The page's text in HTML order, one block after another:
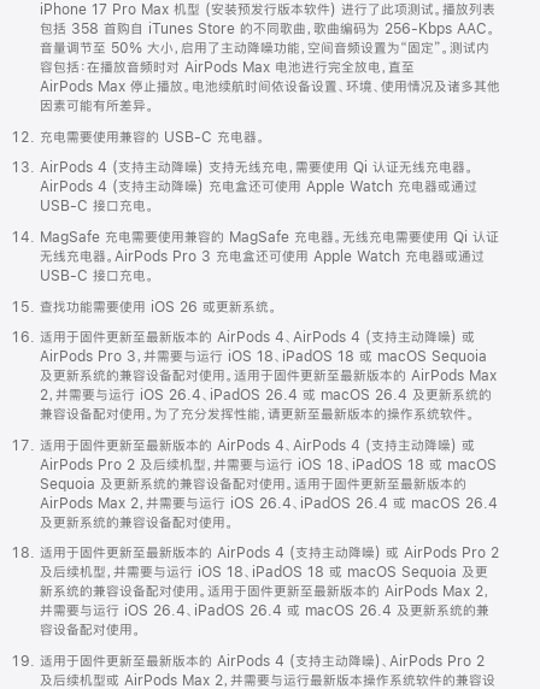
iPhone 17 Pro Max 机型 (安装预发行版本软件) 进行了此项测试。播放列表
包括 358 首购自 iTunes Store 的不同歌曲，歌曲编码为 256-Kbps AAC。
音量调节至 50% 大小，启用了主动降噪功能，空间音频设置为“固定”。测试内
容包括：在播放音频时对 AirPods Max 电池进行完全放电，直至
AirPods Max 停止播放。电池续航时间依设备设置、环境、使用情况及诸多其他
因素可能有所差异。
充电需要使用兼容的 USB-C 充电器。
AirPods 4 (支持主动降噪) 支持无线充电，需要使用 Qi 认证无线充电器。
AirPods 4 (支持主动降噪) 充电盒还可使用 Apple Watch 充电器或通过
USB-C 接口充电。
MagSafe 充电需要使用兼容的 MagSafe 充电器。无线充电需要使用 Qi 认证
无线充电器。AirPods Pro 3 充电盒还可使用 Apple Watch 充电器或通过
USB-C 接口充电。
查找功能需要使用 iOS 26 或更新系统。
适用于固件更新至最新版本的 AirPods 4、AirPods 4 (支持主动降噪) 或
AirPods Pro 3，并需要与运行 iOS 18、iPadOS 18 或 macOS Sequoia
及更新系统的兼容设备配对使用。适用于固件更新至最新版本的 AirPods Max
2，并需要与运行 iOS 26.4、iPadOS 26.4 或 macOS 26.4 及更新系统的
兼容设备配对使用。为了充分发挥性能，请更新至最新版本的操作系统软件。
适用于固件更新至最新版本的 AirPods 4、AirPods 4 (支持主动降噪) 或
AirPods Pro 2 及后续机型，并需要与运行 iOS 18、iPadOS 18 或 macOS
Sequoia 及更新系统的兼容设备配对使用。适用于固件更新至最新版本的
AirPods Max 2，并需要与运行 iOS 26.4、iPadOS 26.4 或 macOS 26.4
及更新系统的兼容设备配对使用。
适用于固件更新至最新版本的 AirPods 4 (支持主动降噪) 或 AirPods Pro 2
及后续机型，并需要与运行 iOS 18、iPadOS 18 或 macOS Sequoia 及更
新系统的兼容设备配对使用。适用于固件更新至最新版本的 AirPods Max 2，
并需要与运行 iOS 26.4、iPadOS 26.4 或 macOS 26.4 及更新系统的兼
容设备配对使用。
适用于固件更新至最新版本的 AirPods 4 (支持主动降噪)、AirPods Pro 2
及后续机型或 AirPods Max 2，并需要与运行最新版本操作系统软件的兼容设